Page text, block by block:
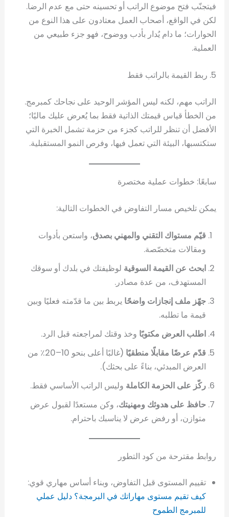
فيتجنّب فتح موضوع الراتب أو تحسينه حتى مع عدم الرضا.
لكن في الواقع، أصحاب العمل معتادون على هذا النوع من
الحوارات؛ ما دام يُدار بأدب ووضوح، فهو جزء طبيعي من
العملية.
5. ربط القيمة بالراتب فقط
الراتب مهم، لكنه ليس المؤشر الوحيد على نجاحك كمبرمج.
من الخطأ قياس قيمتك الذاتية فقط بما يُعرض عليك ماليًا؛
الأفضل أن تنظر للراتب كجزء من حزمة تشمل الخبرة التي
ستكتسبها، البيئة التي تعمل فيها، وفرص النمو المستقبلية.
سابعًا: خطوات عملية مختصرة
يمكن تلخيص مسار التفاوض في الخطوات التالية:
قيّم مستواك التقني والمهني بصدق، واستعن بأدوات
ومقالات متخصّصة.
ابحث عن القيمة السوقية لوظيفتك في بلدك أو سوقك
المستهدف، من عدة مصادر.
جهّز ملف إنجازات واضحًا يربط بين ما قدّمته فعليًا وبين
قيمة ما تطلبه.
اطلب العرض مكتوبًا وخذ وقتك لمراجعته قبل الرد.
قدّم عرضًا مقابلًا منطقيًا
(غالبًا أعلى بنحو 10–20٪ من
العرض المبدئي، بناءً على بحثك).
ركّز على الحزمة الكاملة وليس الراتب الأساسي فقط.
حافظ على هدوئك ومهنيتك، وكن مستعدًا لقبول عرض
متوازن، أو رفض عرض لا يناسبك باحترام.
روابط مقترحة من كود التطور
تقييم المستوى قبل التفاوض، وبناء أساس مهاري قوي:
كيف تقيم مستوى مهاراتك في البرمجة؟ دليل عملي
للمبرمج الطموح